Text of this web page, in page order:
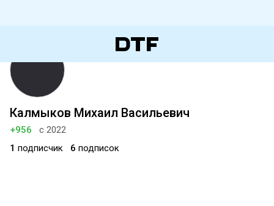
Калмыков Михаил Васильевич
+956
с 2022
1 подписчик 6 подписок